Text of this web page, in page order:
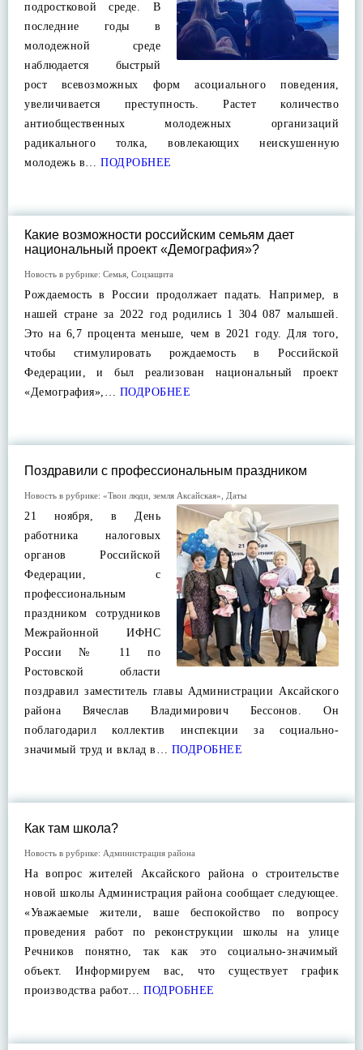
подростковой среде. В
последние годы в
молодежной среде
наблюдается быстрый
рост всевозможных форм асоциального поведения,
увеличивается преступность. Растет количество
антиобщественных молодежных организаций
радикального толка, вовлекающих неискушенную
молодежь в… ПОДРОБНЕЕ
Какие возможности российским семьям дает
национальный проект «Демография»?
Новость в рубрике: Семья Соцзащита
Рождаемость в России продолжает падать. Например, в
нашей стране за 2022 год родились 1 304 087 малышей.
Это на 6,7 процента меньше, чем в 2021 году. Для того,
чтобы стимулировать рождаемость в Российской
Федерации, и был реализован национальный проект
«Демография»,… ПОДРОБНЕЕ
Поздравили с профессиональным праздником
Новость в рубрике: «Твои люди, земля Аксайская» Даты
21 ноября, в День
работника налоговых
органов Российской
Федерации, с
профессиональным
праздником сотрудников
Межрайонной ИФНС
России № 11 по
Ростовской области
поздравил заместитель главы Администрации Аксайского
района Вячеслав Владимирович Бессонов. Он
поблагодарил коллектив инспекции за социально-
значимый труд и вклад в… ПОДРОБНЕЕ
Как там школа?
Новость в рубрике: Администрация района
На вопрос жителей Аксайского района о строительстве
новой школы Администрация района сообщает следующее.
«Уважаемые жители, ваше беспокойство по вопросу
проведения работ по реконструкции школы на улице
Речников понятно, так как это социально-значимый
объект. Информируем вас, что существует график
производства работ… ПОДРОБНЕЕ